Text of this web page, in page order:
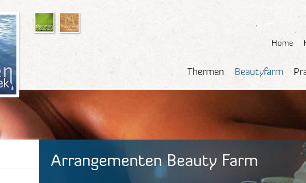
Home
Thermen Beautyfarm
Arrangementen Beauty Farm